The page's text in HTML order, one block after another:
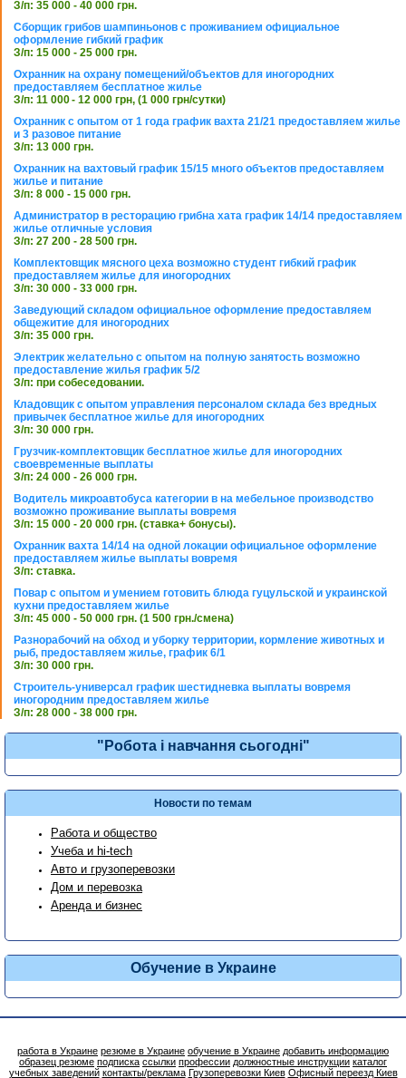
З/п: 35 000 - 40 000 грн.
Сборщик грибов шампиньонов с проживанием официальное
оформление гибкий график
З/п: 15 000 - 25 000 грн.
Охранник на охрану помещений/объектов для иногородних
предоставляем бесплатное жилье
З/п: 11 000 - 12 000 грн, (1 000 грн/сутки)
Охранник с опытом от 1 года график вахта 21/21 предоставляем жилье
и 3 разовое питание
З/п: 13 000 грн.
Охранник на вахтовый график 15/15 много объектов предоставляем
жилье и питание
З/п: 8 000 - 15 000 грн.
Администратор в ресторацию грибна хата график 14/14 предоставляем
жилье отличные условия
З/п: 27 200 - 28 500 грн.
Комплектовщик мясного цеха возможно студент гибкий график
предоставляем жилье для иногородних
З/п: 30 000 - 33 000 грн.
Заведующий складом официальное оформление предоставляем
общежитие для иногородних
З/п: 35 000 грн.
Электрик желательно с опытом на полную занятость возможно
предоставление жилья график 5/2
З/п: при собеседовании.
Кладовщик с опытом управления персоналом склада без вредных
привычек бесплатное жилье для иногородних
З/п: 30 000 грн.
Грузчик-комплектовщик бесплатное жилье для иногородних
своевременные выплаты
З/п: 24 000 - 26 000 грн.
Водитель микроавтобуса категории в на мебельное производство
возможно проживание выплаты вовремя
З/п: 15 000 - 20 000 грн. (ставка+ бонусы).
Охранник вахта 14/14 на одной локации официальное оформление
предоставляем жилье выплаты вовремя
З/п: ставка.
Повар с опытом и умением готовить блюда гуцульской и украинской
кухни предоставляем жилье
З/п: 45 000 - 50 000 грн. (1 500 грн./смена)
Разнорабочий на обход и уборку территории, кормление животных и
рыб, предоставляем жилье, график 6/1
З/п: 30 000 грн.
Строитель-универсал график шестидневка выплаты вовремя
иногородним предоставляем жилье
З/п: 28 000 - 38 000 грн.
"Робота і навчання сьогодні"
Новости по темам
Работа и общество
Учеба и hi-tech
Авто и грузоперевозки
Дом и перевозка
Аренда и бизнес
Обучение в Украине
работа в Украине резюме в Украине обучение в Украине добавить информацию
образец резюме подписка ссылки профессии должностные инструкции каталог
учебных заведений контакты/реклама Грузоперевозки Киев Офисный переезд Киев